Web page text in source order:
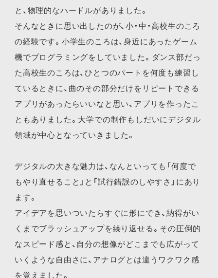
と、物理的なハードルがありました。
そんなときに思い出したのが、小・中・高校生のころ
の経験です。小学生のころは、身近にあったゲーム
機でプログラミングをしていました。ダンス部だっ
た高校生のころは、ひとつのパートを何度も練習し
ているときに、曲のその部分だけをリピートできる
アプリがあったらいいなと思い、アプリを作ったこ
ともありました。大学での制作もしだいにデジタル
領域が中心となっていきました。
デジタルの大きな魅力は、なんといっても「何度で
もやり直せること」と「試行錯誤のしやすさ」にあり
ます。
アイデアを思いついたらすぐに形にでき、納得がい
くまでブラッシュアップを繰り返せる。その圧倒的
なスピード感と、自分の想像がどこまでも広がって
いくような自由さに、アナログとは違うワクワク感
を覚えました。